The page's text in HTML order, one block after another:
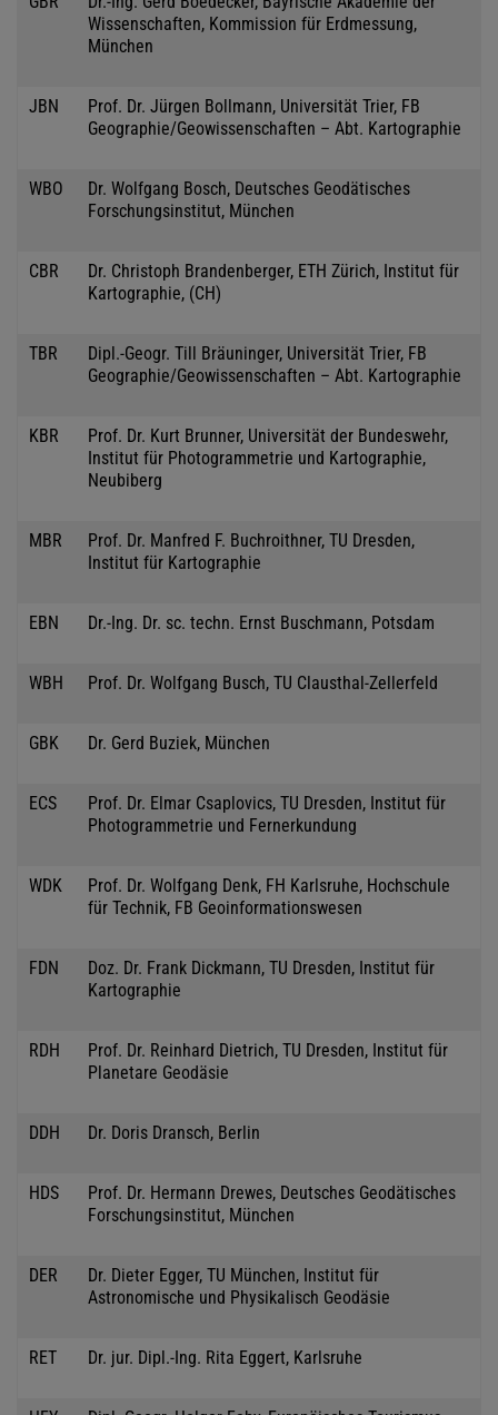
Wissenschaften, Kommission für Erdmessung,
München
JBN
Prof. Dr. Jürgen Bollmann, Universität Trier, FB
Geographie/Geowissenschaften – Abt. Kartographie
WBO
Dr. Wolfgang Bosch, Deutsches Geodätisches
Forschungsinstitut, München
CBR
Dr. Christoph Brandenberger, ETH Zürich, Institut für
Kartographie, (CH)
TBR
Dipl.-Geogr. Till Bräuninger, Universität Trier, FB
Geographie/Geowissenschaften – Abt. Kartographie
KBR
Prof. Dr. Kurt Brunner, Universität der Bundeswehr,
Institut für Photogrammetrie und Kartographie,
Neubiberg
MBR
Prof. Dr. Manfred F. Buchroithner, TU Dresden,
Institut für Kartographie
EBN Dr.-Ing. Dr. sc. techn. Ernst Buschmann, Potsdam
WBH Prof. Dr. Wolfgang Busch, TU Clausthal-Zellerfeld
GBK Dr. Gerd Buziek, München
ECS
Prof. Dr. Elmar Csaplovics, TU Dresden, Institut für
Photogrammetrie und Fernerkundung
WDK
Prof. Dr. Wolfgang Denk, FH Karlsruhe, Hochschule
für Technik, FB Geoinformationswesen
FDN
Doz. Dr. Frank Dickmann, TU Dresden, Institut für
Kartographie
RDH
Prof. Dr. Reinhard Dietrich, TU Dresden, Institut für
Planetare Geodäsie
DDH Dr. Doris Dransch, Berlin
HDS
Prof. Dr. Hermann Drewes, Deutsches Geodätisches
Forschungsinstitut, München
DER
Dr. Dieter Egger, TU München, Institut für
Astronomische und Physikalisch Geodäsie
RET Dr. jur. Dipl.-Ing. Rita Eggert, Karlsruhe